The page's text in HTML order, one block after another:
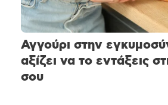
Αγγούρι στην
αξίζει να το εντάξεις
σου